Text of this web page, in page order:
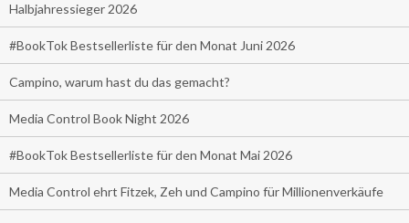
Halbjahressieger 2026
#BookTok Bestsellerliste für den Monat Juni 2026
Campino, warum hast du das gemacht?
Media Control Book Night 2026
#BookTok Bestsellerliste für den Monat Mai 2026
Media Control ehrt Fitzek, Zeh und Campino für Millionenverkäufe